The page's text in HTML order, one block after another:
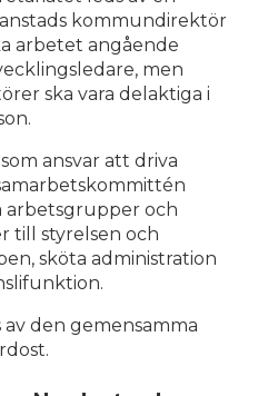
kommundirektör
arbetet angående
men
ska vara delaktiga i
ansvar att driva
arbetsgrupper och
till styrelsen och
sköta administration
den gemensamma